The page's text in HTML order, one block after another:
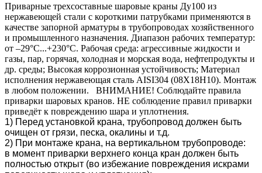
Приварные трехсоставные шаровые краны Ду100 из
нержавеющей стали с короткими патрубками применяются в
качестве запорной арматуры в трубопроводах хозяйственного
и промышленного назначения. Диапазон рабочих температур:
от –29°C...+230°C. Рабочая среда: агрессивные жидкости и
газы, пар, горячая, холодная и морская вода, нефтепродукты и
др. среды; Высокая коррозионная устойчивость; Материал
исполнения нержавеющая сталь AISI304 (08Х18Н10). Монтаж
в любом положении. ВНИМАНИЕ! Соблюдайте правила
приварки шаровых кранов. НЕ соблюдение правил приварки
приведёт к повреждению шара и уплотнения.
1) Перед установкой крана, трубопровод должен быть
очищен от грязи, песка, окалины и т.д.
2) При монтаже крана, на вертикальном трубопроводе:
в момент приварки верхнего конца кран должен быть
полностью открыт (во избежание повреждения искрами